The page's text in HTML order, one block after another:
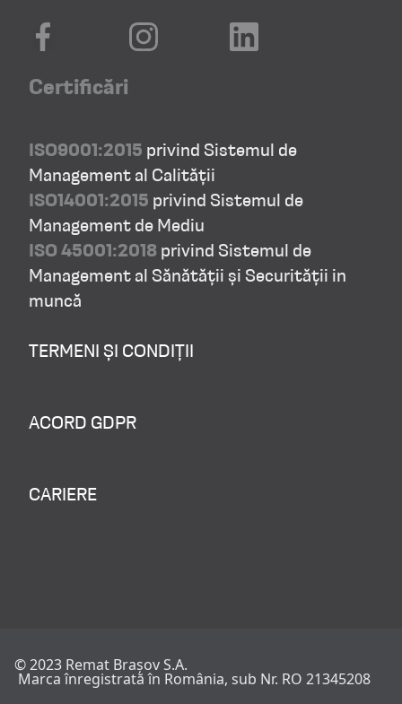
Certificări
ISO9001:2015 privind Sistemul de
Management al Calității
ISO14001:2015 privind Sistemul de
Management de Mediu
ISO 45001:2018privind Sistemul de
Management al Sănătății și Securității in
muncă
TERMENI ȘI CONDIȚII
ACORD GDPR
CARIERE
© 2023 Remat Brașov S.A.
Marca înregistrată în România, sub Nr. RO 21345208